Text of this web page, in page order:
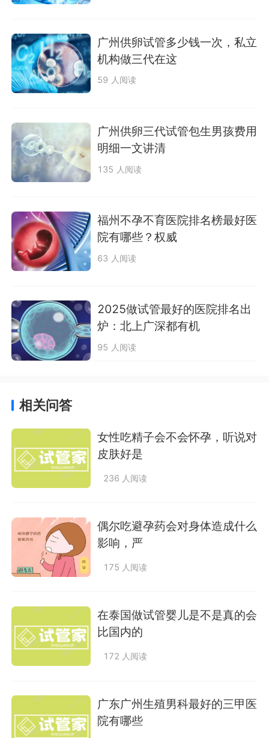
广州供卵试管多少钱一次，私立
机构做三代在这
59 人阅读
广州供卵三代试管包生男孩费用
明细一文讲清
135 人阅读
福州不孕不育医院排名榜最好医
院有哪些？权威
63 人阅读
2025做试管最好的医院排名出
炉：北上广深都有机
95 人阅读
相关问答
女性吃精子会不会怀孕，听说对
皮肤好是
236 人阅读
偶尔吃避孕药会对身体造成什么
影响，严
175 人阅读
在泰国做试管婴儿是不是真的会
比国内的
172 人阅读
广东广州生殖男科最好的三甲医
院有哪些